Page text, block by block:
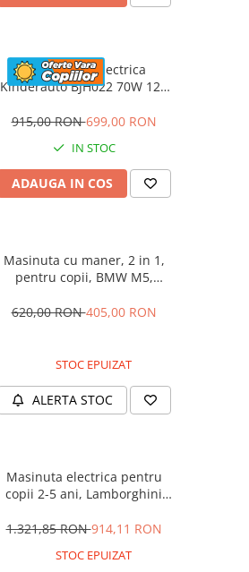
Motocicleta electrica
Kinderauto BJH022 70W 12V
culoare Rosie
915,00 RON699,00 RON
IN STOC
ADAUGA IN COS
Masinuta cu maner, 2 in 1,
pentru copii, BMW M5,
620,00 RON405,00 RON
STOC EPUIZAT
ALERTA STOC
Masinuta electrica pentru
copii 2-5 ani, Lamborghini
12V, galbena
1.321,85 RON914,11 RON
STOC EPUIZAT